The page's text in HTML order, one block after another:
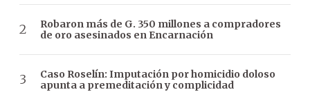
Robaron más de G. 350 millones a compradores
de oro asesinados en Encarnación
Caso Roselín: Imputación por homicidio doloso
apunta a premeditación y complicidad